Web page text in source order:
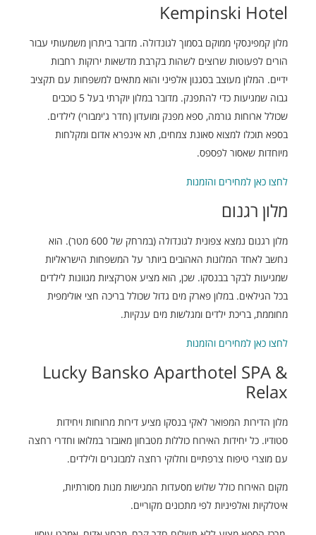
Kempinski Hotel
מלון קמפינסקי ממוקם בסמוך לגונדולה. מדובר ביתרון משמעותי עבור
הורים לפעוטות שרוצים לשהות בקרבת מדשאות ירוקות רחבות
ידיים. המלון מעוצב בסגנון אלפיני והוא מתאים למשפחות עם תקציב
גבוה שמגיעות כדי להתפנק. מדובר במלון יוקרתי בעל 5 כוכבים
שכולל ארוחות גורמה, ספא מפנק ומועדון (חדר ג'ימבורי) לילדים.
בספא תוכלו למצוא סאונת צמחים, תא אינפרא אדום ומקלחות
מיוחדות שאסור לפספס.
לחצו כאן למחירים והזמנות
מלון רגנום
מלון רגנום נמצא צפונית לגונדולה (במרחק של 600 מטר). הוא
נחשב לאחד המלונות האהובים ביותר על המשפחות הישראליות
שמגיעות לבקר בבנסקו. שכן, הוא מציע אטרקציות מגוונות לילדים
בכל הגילאים. במלון פארק מים גדול שכולל בריכה חצי אולימפית
מחוממת, בריכת ילדים ומגלשות מים ענקיות.
לחצו כאן למחירים והזמנות
Lucky Bansko Aparthotel SPA &
Relax
מלון הדירות המפואר לאקי בנסקו מציע דירות מרווחות ויחידות
סטודיו. כל יחידות האירוח כוללות מטבחון מאובזר במלואו וחדרי רחצה
עם מוצרי טיפוח צרפתיים וחלוקי רחצה למבוגרים ולילדים.
מקום האירוח כולל שלוש מסעדות המגישות מנות מסורתיות,
איטלקיות ואלפיניות לפי מתכונים מקוריים.